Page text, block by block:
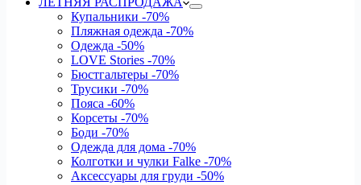
Купальники -70%
Пляжная одежда -70%
Одежда -50%
LOVE Stories -70%
Бюстгальтеры -70%
Трусики -70%
Пояса -60%
Корсеты -70%
Боди -70%
Одежда для дома -70%
Колготки и чулки Falke -70%
Аксессуары для груди -50%